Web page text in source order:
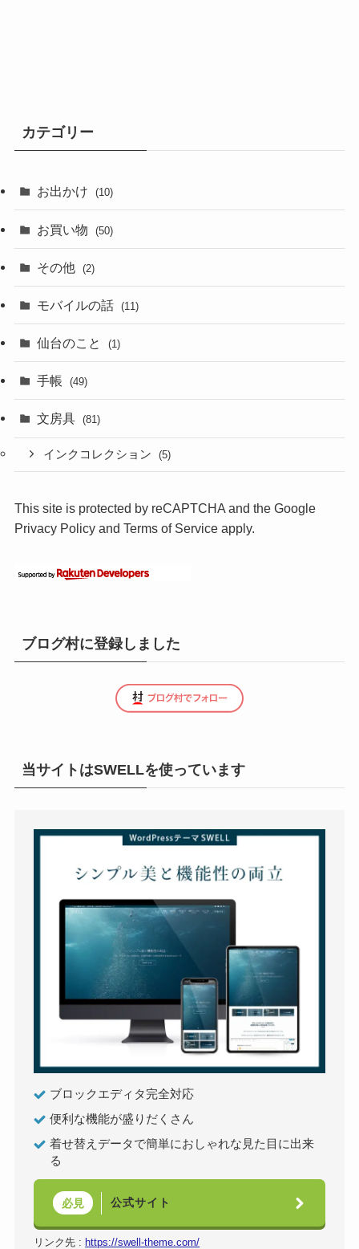
カテゴリー
お出かけ (10)
お買い物 (50)
その他 (2)
モバイルの話 (11)
仙台のこと (1)
手帳 (49)
文房具 (81)
インクコレクション (5)
This site is protected by reCAPTCHA and the Google
Privacy Policyand Terms of Serviceapply.
ブログ村に登録しました
当サイトはSWELLを使っています
ブロックエディタ完全対応
便利な機能が盛りだくさん
着せ替えデータで簡単におしゃれな見た目に出来
る
必見 公式サイト
リンク先 : https://swell-theme.com/